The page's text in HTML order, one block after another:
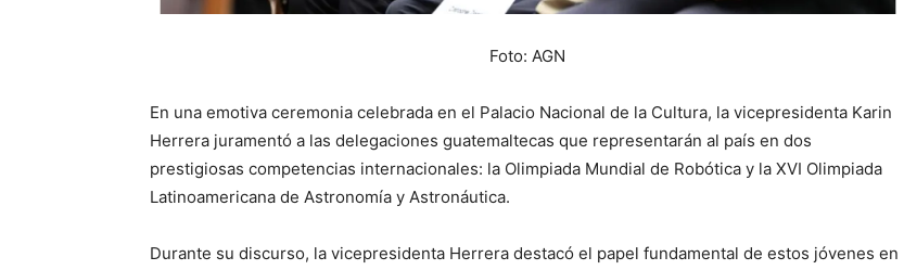
Foto: AGN
En una emotiva ceremonia celebrada en el Palacio Nacional de la Cultura, la vicepresidenta Karin
Herrera juramentó a las delegaciones guatemaltecas que representarán al país en dos
prestigiosas competencias internacionales: la Olimpiada Mundial de Robótica y la XVI Olimpiada
Latinoamericana de Astronomía y Astronáutica.
Durante su discurso, la vicepresidenta Herrera destacó el papel fundamental de estos jóvenes en